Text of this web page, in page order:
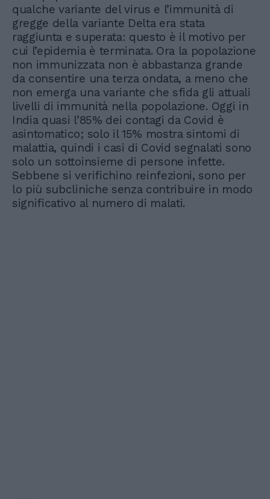
qualche variante del virus e l’immunità di
gregge della variante Delta era stata
raggiunta e superata: questo è il motivo per
cui l’epidemia è terminata. Ora la popolazione
non immunizzata non è abbastanza grande
da consentire una terza ondata, a meno che
non emerga una variante che sfida gli attuali
livelli di immunità nella popolazione. Oggi in
India quasi l’85% dei contagi da Covid è
asintomatico; solo il 15% mostra sintomi di
malattia, quindi i casi di Covid segnalati sono
solo un sottoinsieme di persone infette.
Sebbene si verifichino reinfezioni, sono per
lo più subcliniche senza contribuire in modo
significativo al numero di malati.